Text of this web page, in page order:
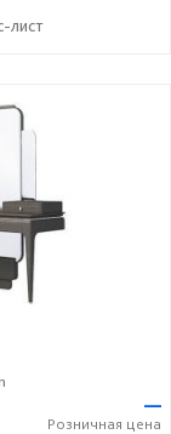
лист
—
Розничная цена